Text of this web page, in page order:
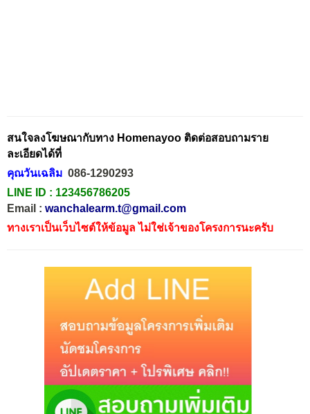
สนใจลงโฆษณากับทาง Homenayoo ติดต่อสอบถามราย
ละเอียดได้ที่
คุณวันเฉลิม 086-1290293
LINE ID : 123456786205
Email : wanchalearm.t@gmail.com
ทางเราเป็นเว็บไซต์ให้ข้อมูล ไม่ใช่เจ้าของโครงการนะครับ